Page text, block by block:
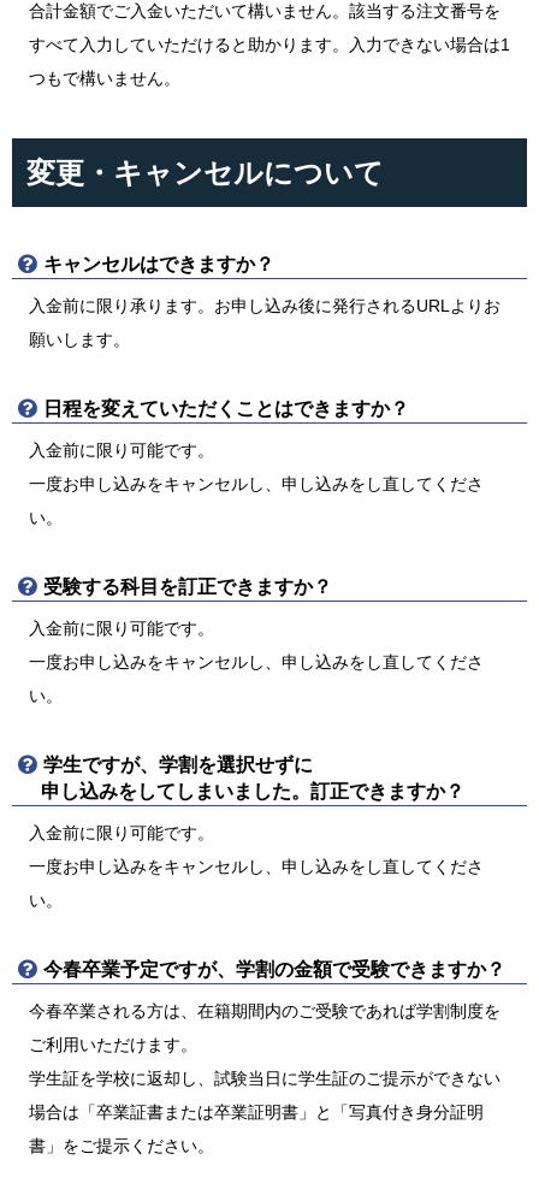
合計金額でご入金いただいて構いません。該当する注文番号を
すべて入力していただけると助かります。入力できない場合は1
つもで構いません。
変更・キャンセルについて
キャンセルはできますか？
入金前に限り承ります。お申し込み後に発行されるURLよりお
願いします。
日程を変えていただくことはできますか？
入金前に限り可能です。
一度お申し込みをキャンセルし、申し込みをし直してくださ
い。
受験する科目を訂正できますか？
入金前に限り可能です。
一度お申し込みをキャンセルし、申し込みをし直してくださ
い。
学生ですが、学割を選択せずに
申し込みをしてしまいました。訂正できますか？
入金前に限り可能です。
一度お申し込みをキャンセルし、申し込みをし直してくださ
い。
今春卒業予定ですが、学割の金額で受験できますか？
今春卒業される方は、在籍期間内のご受験であれば学割制度を
ご利用いただけます。
学生証を学校に返却し、試験当日に学生証のご提示ができない
場合は「卒業証書または卒業証明書」と「写真付き身分証明
書」をご提示ください。